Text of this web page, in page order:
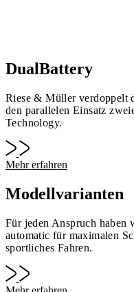
DualBattery
Riese & Müller verdoppelt
den parallelen Einsatz
Technology.
Mehr erfahren
Modellvarianten
Für jeden Anspruch haben
automatic für maximalen
sportliches Fahren.